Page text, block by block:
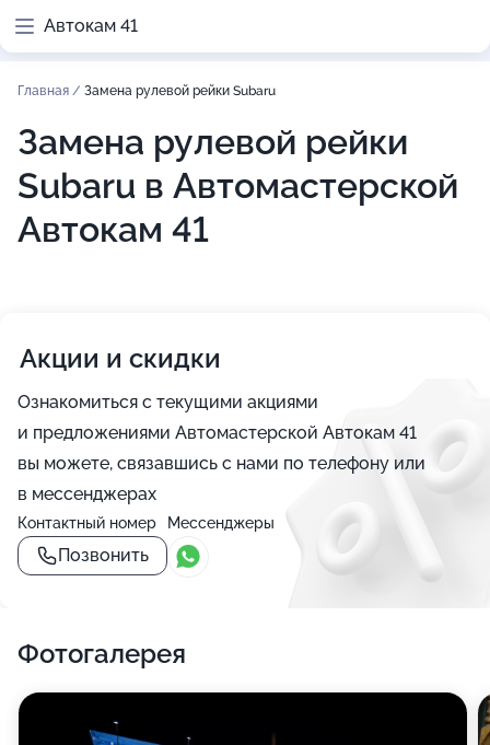
Автокам 41
Главная / Замена рулевой рейки Subaru
Замена рулевой рейки
Subaru в Автомастерской
Автокам 41
Акции и скидки
Ознакомиться с текущими акциями
и предложениями Автомастерской Автокам 41
вы можете, связавшись с нами по телефону или
в мессенджерах
Контактный номер
Позвонить
Мессенджеры
Фотогалерея